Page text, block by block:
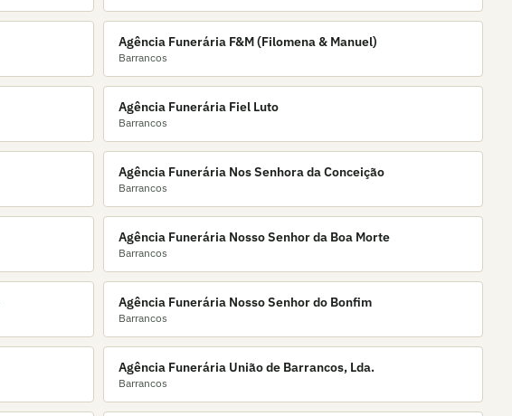
Agência Funerária F&M (Filomena & Manuel)
Barrancos
Agência Funerária Fiel Luto
Barrancos
Agência Funerária Nos Senhora da Conceição
Barrancos
Agência Funerária Nosso Senhor da Boa Morte
Barrancos
Agência Funerária Nosso Senhor do Bonfim
Barrancos
Agência Funerária União de Barrancos, Lda.
Barrancos